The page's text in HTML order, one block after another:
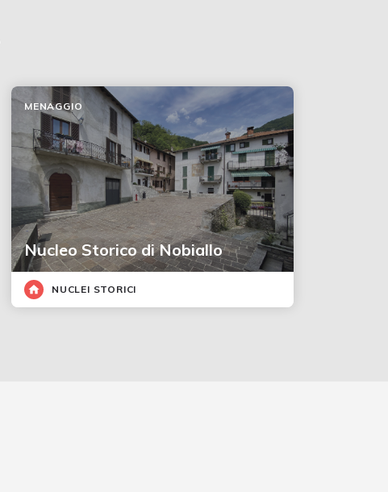
Nucleo Storico di Nobiallo
MENAGGIO
NUCLEI STORICI